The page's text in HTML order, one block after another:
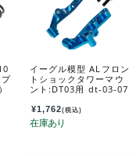
イーグル模型 ALフロン
トショックタワーマウ
ント:DT03用 dt-03-07
¥1,762(税込)